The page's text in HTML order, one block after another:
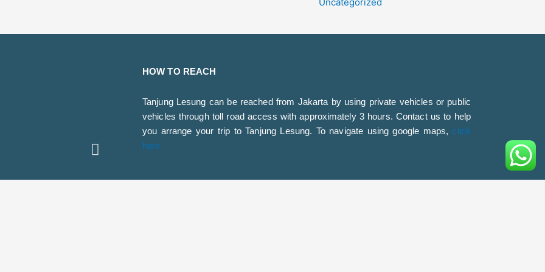
Next
HOW TO REACH
Tanjung Lesung can be reached from Jakarta by using private vehicles or public
vehicles through toll road access with approximately 3 hours. Contact us to help
you arrange your trip to Tanjung Lesung. To navigate using google maps, click
here